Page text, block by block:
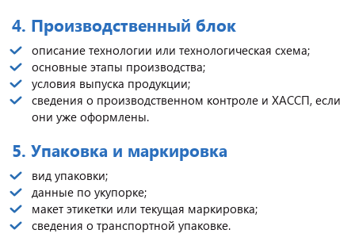
4. Производственный блок
описание технологии или технологическая схема;
основные этапы производства;
условия выпуска продукции;
сведения о производственном контроле и ХАССП, если
они уже оформлены.
5. Упаковка и маркировка
вид упаковки;
данные по укупорке;
макет этикетки или текущая маркировка;
сведения о транспортной упаковке.